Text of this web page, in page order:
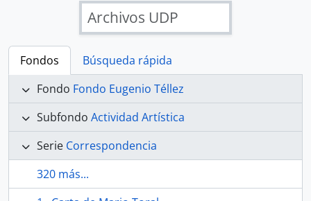
Archivos UDP
Fondos
Búsqueda rápida
Fondo Fondo Eugenio Téllez
Subfondo Actividad Artística
Serie Correspondencia
320 más...